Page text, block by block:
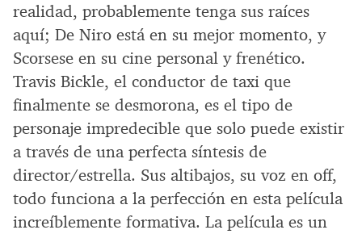
realidad, probablemente tenga sus raíces
aquí; De Niro está en su mejor momento, y
Scorsese en su cine personal y frenético.
Travis Bickle, el conductor de taxi que
finalmente se desmorona, es el tipo de
personaje impredecible que solo puede existir
a través de una perfecta síntesis de
director/estrella. Sus altibajos, su voz en off,
todo funciona a la perfección en esta película
increíblemente formativa. La película es un